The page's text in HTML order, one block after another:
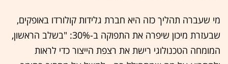
מי שעברה תהליך כזה היא חברת גלידות קולורדו באופקים,
שבעזרת מיכון שיפרה את התפוקה ב-30%: "בשלב הראשון,
המומחה הטכנולוגי רישת את רצפת הייצור כדי לראות